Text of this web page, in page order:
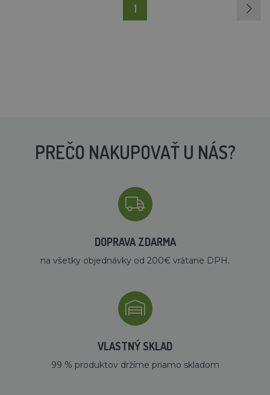
1
PREČO NAKUPOVAŤ U NÁS?
DOPRAVA ZDARMA
na všetky objednávky od 200€ vrátane DPH.
VLASTNÝ SKLAD
99 % produktov držíme priamo skladom